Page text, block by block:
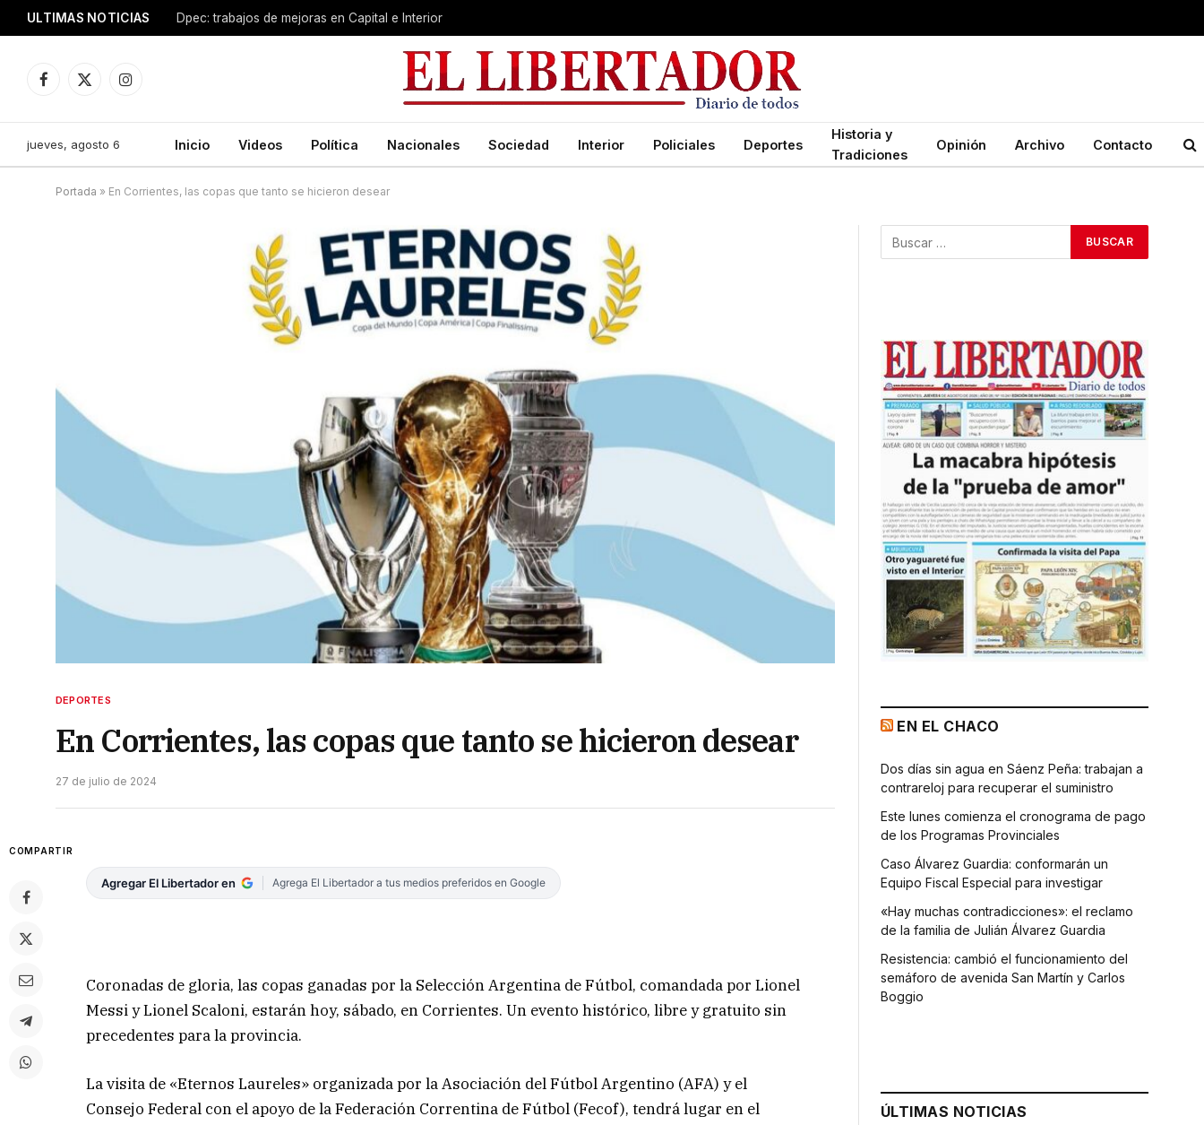
ULTIMAS NOTICIAS Dpec: trabajos de mejoras en Capital e Interior
Facebook
X
Instagram
jueves, agosto 6 Inicio Videos Política Nacionales Sociedad Interior Policiales Deportes
Historia y
Tradiciones
Opinión Archivo Contacto
Portada » En Corrientes, las copas que tanto se hicieron desear
DEPORTES
En Corrientes, las copas que tanto se hicieron desear
27 de julio de 2024
COMPARTIR
Agregar El Libertador en Agrega El Libertador a tus medios preferidos en Google
Coronadas de gloria, las copas ganadas por la Selección Argentina de Fútbol, comandada por Lionel
Messi y Lionel Scaloni, estarán hoy, sábado, en Corrientes. Un evento histórico, libre y gratuito sin
precedentes para la provincia.
La visita de «Eternos Laureles» organizada por la Asociación del Fútbol Argentino (AFA) y el
Consejo Federal con el apoyo de la Federación Correntina de Fútbol (Fecof), tendrá lugar en el
EN EL CHACO
Dos días sin agua en Sáenz Peña: trabajan a
contrareloj para recuperar el suministro
Este lunes comienza el cronograma de pago
de los Programas Provinciales
Caso Álvarez Guardia: conformarán un
Equipo Fiscal Especial para investigar
«Hay muchas contradicciones»: el reclamo
de la familia de Julián Álvarez Guardia
Resistencia: cambió el funcionamiento del
semáforo de avenida San Martín y Carlos
Boggio
ÚLTIMAS NOTICIAS